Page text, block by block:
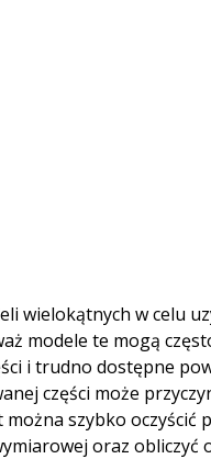
wielokątnych w celu
modele te mogą
i trudno dostępne
części może
szybko
oraz obliczyć